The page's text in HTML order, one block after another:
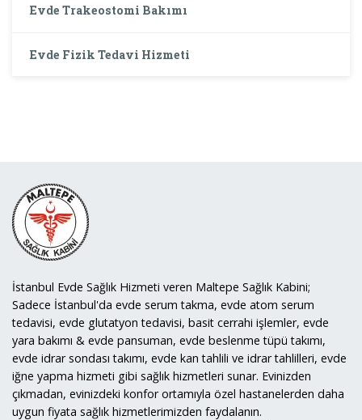
Evde Trakeostomi Bakımı
Evde Fizik Tedavi Hizmeti
İstanbul Evde Sağlık Hizmeti veren Maltepe Sağlık Kabini;
Sadece İstanbul'da evde serum takma, evde atom serum
tedavisi, evde glutatyon tedavisi, basit cerrahi işlemler, evde
yara bakımı & evde pansuman, evde beslenme tüpü takımı,
evde idrar sondası takımı, evde kan tahlili ve idrar tahlilleri, evde
iğne yapma hizmeti gibi sağlık hizmetleri sunar. Evinizden
çıkmadan, evinizdeki konfor ortamıyla özel hastanelerden daha
uygun fiyata sağlık hizmetlerimizden faydalanın.